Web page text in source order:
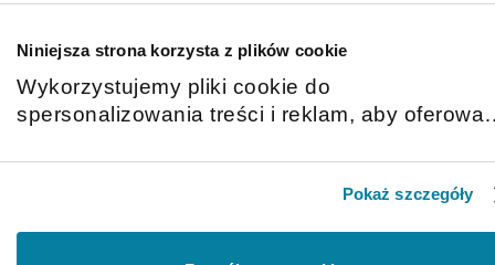
Niniejsza strona korzysta z plików cookie
Wykorzystujemy pliki cookie do
spersonalizowania treści i reklam, aby oferować
naszej witrynie. Informacje o tym, jak
z naszej witryny, udostępniamy partnerom
Pokaż szczegóły